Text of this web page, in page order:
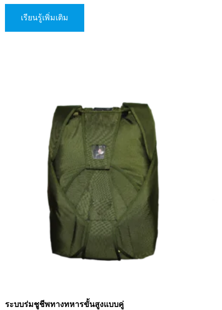
ความแม่นยำ, และวิศวกรรมขั้นสูงเป็นสิ่งสำคัญ SkyEagle โดด
เด่นด้วยการออกแบบที่เป็นนวัตกรรมและประสิทธิภาพที่เชื่อถือ
เรียนรู้เพิ่มเติม
ระบบร่มชูชีพทางทหารขั้นสูงแบบคู่